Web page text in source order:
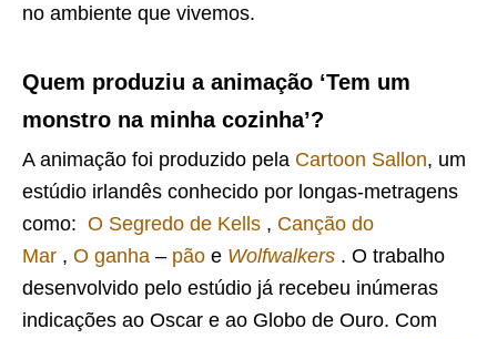
no ambiente que vivemos.
Quem produziu a animação ‘Tem um
monstro na minha cozinha’?
A animação foi produzido pela Cartoon Sallon, um
estúdio irlandês conhecido por longas-metragens
como: O Segredo de Kells , Canção do
Mar , O ganha – pão e Wolfwalkers . O trabalho
desenvolvido pelo estúdio já recebeu inúmeras
indicações ao Oscar e ao Globo de Ouro. Com